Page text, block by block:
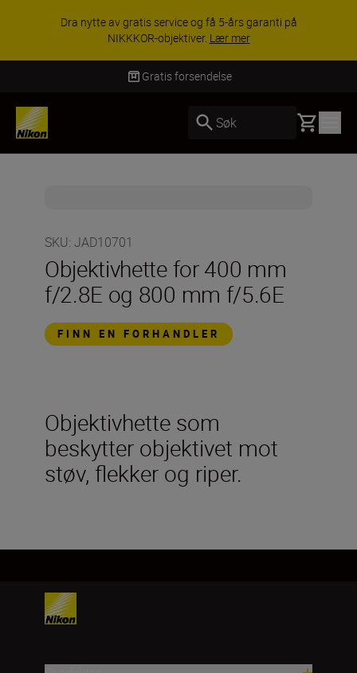
Dra nytte av gratis service og få 5-års garanti på
NIKKKOR-objektiver. Lær mer
Gratis forsendelse
Søk Basket
SKU: JAD10701
Objektivhette for 400 mm
f/2.8E og 800 mm f/5.6E
FINN EN FORHANDLER
Objektivhette som
beskytter objektivet mot
støv, flekker og riper.